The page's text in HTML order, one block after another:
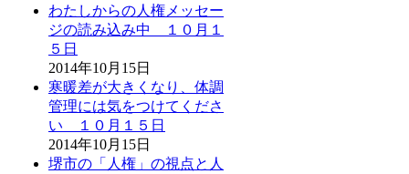
わたしからの人権メッセー
ジの読み込み中 １０月１
５日
2014年10月15日
寒暖差が大きくなり、体調
管理には気をつけてくださ
い １０月１５日
2014年10月15日
堺市の「人権」の視点と人